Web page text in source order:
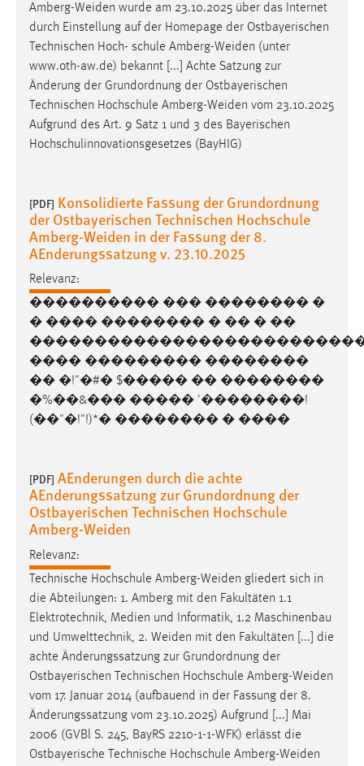
Amberg-Weiden wurde am 23.10.2025 über das Internet
durch Einstellung auf der Homepage der Ostbayerischen
Technischen Hoch- schule Amberg-Weiden (unter
www.oth-aw.de) bekannt [...] Achte Satzung zur
Änderung der Grundordnung der Ostbayerischen
Technischen Hochschule Amberg-Weiden vom 23.10.2025
Aufgrund des Art. 9 Satz 1 und 3 des Bayerischen
Hochschulinnovationsgesetzes (BayHIG)
[PDF] Konsolidierte Fassung der Grundordnung
der Ostbayerischen Technischen Hochschule
Amberg-Weiden in der Fassung der 8.
AEnderungssatzung v. 23.10.2025
Relevanz:
���������� ��� �������� �
� ���� �������� � �� � ��
���� ��������� ��������
�� �!"�#� $����� �� ��������
�%��&��� ����� '��������!
(��"�!"!)*� �������� � ����
[PDF] AEnderungen durch die achte
AEnderungssatzung zur Grundordnung der
Ostbayerischen Technischen Hochschule
Amberg-Weiden
Relevanz:
Technische Hochschule Amberg-Weiden gliedert sich in
die Abteilungen: 1. Amberg mit den Fakultäten 1.1
Elektrotechnik, Medien und Informatik, 1.2 Maschinenbau
und Umwelttechnik, 2. Weiden mit den Fakultäten [...] die
achte Änderungssatzung zur Grundordnung der
Ostbayerischen Technischen Hochschule Amberg-Weiden
vom 17. Januar 2014 (aufbauend in der Fassung der 8.
Änderungssatzung vom 23.10.2025) Aufgrund [...] Mai
2006 (GVBl S. 245, BayRS 2210-1-1-WFK) erlässt die
Ostbayerische Technische Hochschule Amberg-Weiden
Name:
site-language-preference
Zweck:
Das Cookie speichert die gewählte Sprache der Website.
Cookie Laufzeit:
30 Tage
Name:
MibewSessionID, MIBEW_UserID, mibew_locale, mibew-
chat-frame-style-5e9dbeb1811c0446
Wird benötigt um die Chatfunktion nutzen zu können.
Cookie Laufzeit:
MibewSessionID, mibew-chat-frame-style-
5e9dbeb1811c0446 = Sitzungslaufzeit, mibew_locale = 3
Jahre, MIBEW_UserID = 1 Jahr
Login
Zweck:
Dieser Cookie ist notwendig um sich an der Website
einloggen zu können.
Cookie Laufzeit:
24 Stunden
STATISTIK
Statistik Cookies erfassen Informationen anonym.
Diese Informationen helfen uns zu verstehen, wie
unsere Besucher unsere Website nutzen.
Matomo